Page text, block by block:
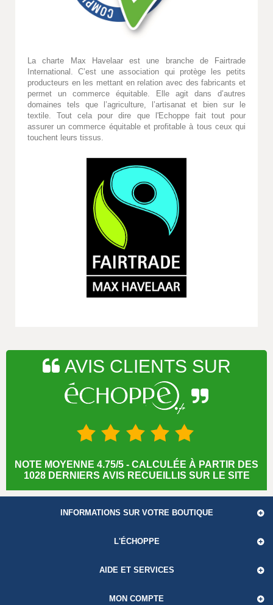
La charte Max Havelaar est une branche de Fairtrade
International. C’est une association qui protège les petits
producteurs en les mettant en relation avec des fabricants et
permet un commerce équitable. Elle agit dans d’autres
domaines tels que l’agriculture, l’artisanat et bien sur le
textile. Tout cela pour dire que l'Echoppe fait tout pour
assurer un commerce équitable et profitable à tous ceux qui
touchent leurs tissus.
NOTE MOYENNE 4.75/5 - CALCULÉE À PARTIR DES
1028 DERNIERS AVIS RECUEILLIS SUR LE SITE
INFORMATIONS SUR VOTRE BOUTIQUE
L'ÉCHOPPE
AIDE ET SERVICES
MON COMPTE